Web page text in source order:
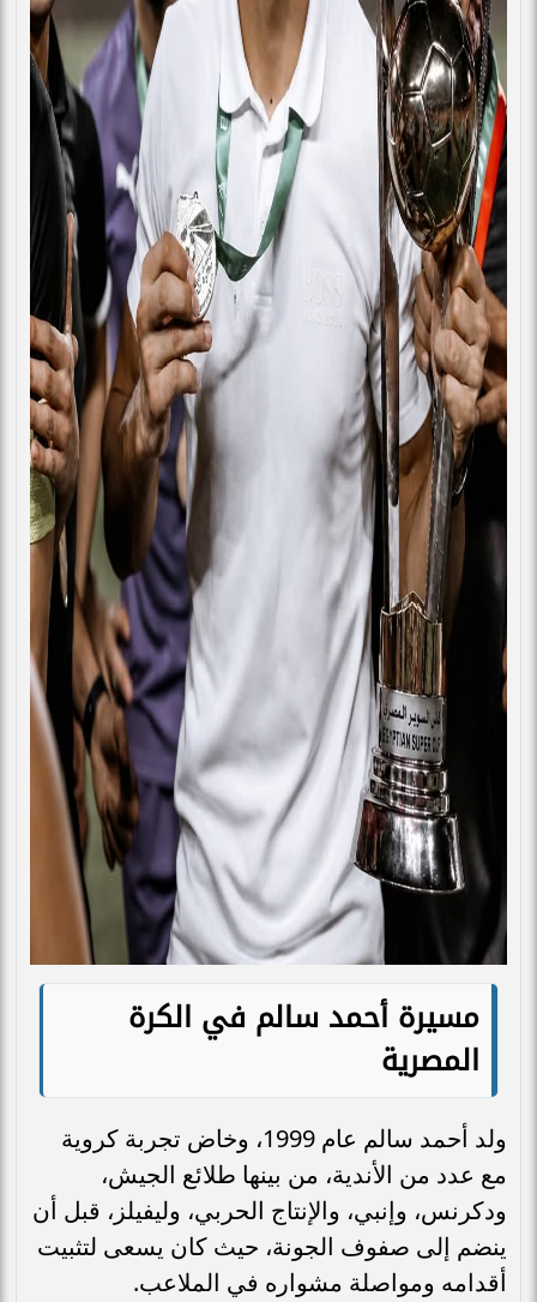
مسيرة أحمد سالم في الكرة
المصرية
ولد أحمد سالم عام 1999، وخاض تجربة كروية
مع عدد من الأندية، من بينها طلائع الجيش،
ودكرنس، وإنبي، والإنتاج الحربي، وليفيلز، قبل أن
ينضم إلى صفوف الجونة، حيث كان يسعى لتثبيت
أقدامه ومواصلة مشواره في الملاعب.